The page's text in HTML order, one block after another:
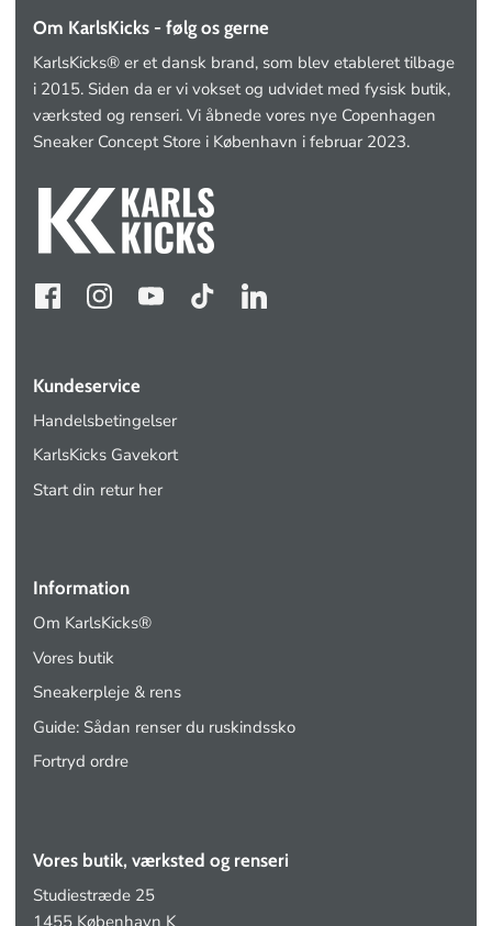
Om KarlsKicks - følg os gerne
KarlsKicks® er et dansk brand, som blev etableret tilbage
i 2015. Siden da er vi vokset og udvidet med fysisk butik,
værksted og renseri. Vi åbnede vores nye Copenhagen
Sneaker Concept Store i København i februar 2023.
Kundeservice
Handelsbetingelser
KarlsKicks Gavekort
Start din retur her
Information
Om KarlsKicks®
Vores butik
Sneakerpleje & rens
Guide: Sådan renser du ruskindssko
Fortryd ordre
Vores butik, værksted og renseri
Studiestræde 25
1455 København K